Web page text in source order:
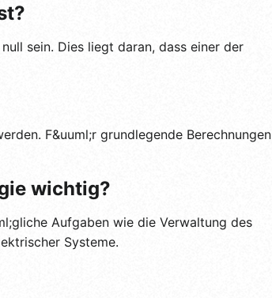
sein. Dies liegt daran, dass einer der
F&uuml;r grundlegende Berechnungen
wichtig?
Aufgaben wie die Verwaltung des
Systeme.